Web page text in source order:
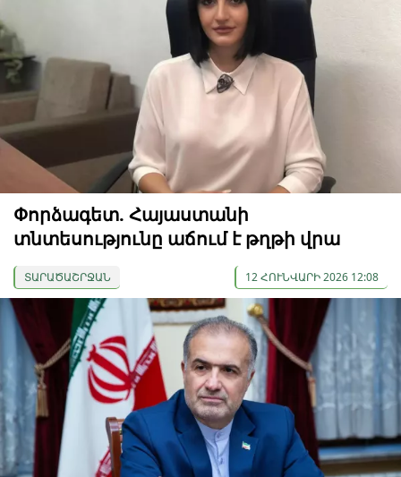
Փորձագետ. Հայաստանի
տնտեսությունը աճում է թղթի վրա
ՏԱՐԱԾԱՇՐՋԱՆ 12 ՀՈՒՆՎԱՐԻ 2026 12:08